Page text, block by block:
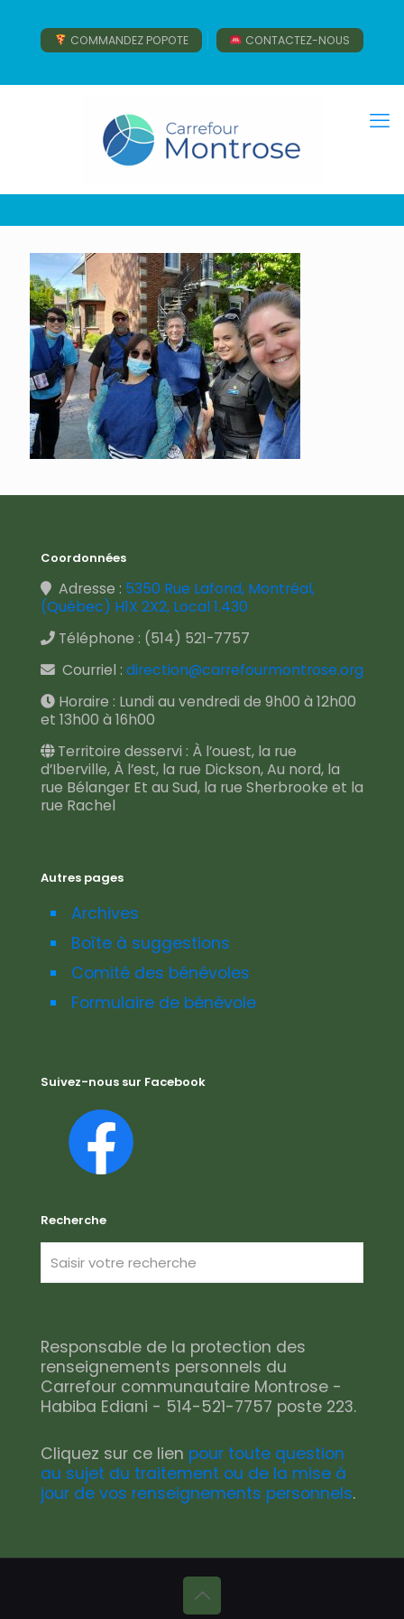
COMMANDEZ POPOTE CONTACTEZ-NOUS
Coordonnées
Adresse : 5350 Rue Lafond, Montréal,
(Québec) H1X 2X2, Local 1.430
Téléphone : (514) 521-7757
Courriel : direction@carrefourmontrose.org
Horaire : Lundi au vendredi de 9h00 à 12h00
et 13h00 à 16h00
Territoire desservi : À l’ouest, la rue
d’Iberville, À l’est, la rue Dickson, Au nord, la
rue Bélanger Et au Sud, la rue Sherbrooke et la
rue Rachel
Autres pages
Archives
Boîte à suggestions
Comité des bénévoles
Formulaire de bénévole
Suivez-nous sur Facebook
Recherche
Responsable de la protection des
renseignements personnels du
Carrefour communautaire Montrose -
Habiba Ediani - 514-521-7757 poste 223.
Cliquez sur ce lien pour toute question
au sujet du traitement ou de la mise à
jour de vos renseignements personnels.